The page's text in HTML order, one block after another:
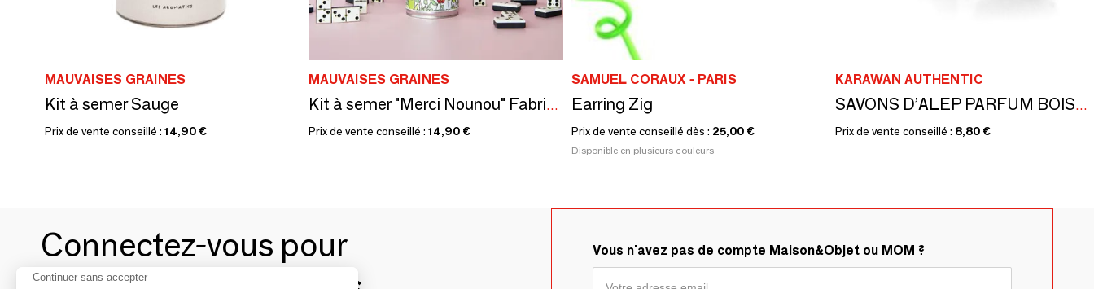
MAUVAISES GRAINES
Kit à semer Sauge
Prix de vente conseillé : 14,90 €
MAUVAISES GRAINES
Kit à semer "Merci Nounou" Fabriqué en France
Prix de vente conseillé : 14,90 €
SAMUEL CORAUX - PARIS
Earring Zig
Prix de vente conseillé dès : 25,00 €
Disponible en plusieurs couleurs
KARAWAN AUTHENTIC
SAVONS D’ALEP PARFUM BOISÉ - ÉCRINS DORÉS À L’OR CHAUD - JENJIS
Prix de vente conseillé : 8,80 €
Connectez-vous pour
Vous n'avez pas de compte Maison&Objet ou MOM ?
Continuer sans accepter